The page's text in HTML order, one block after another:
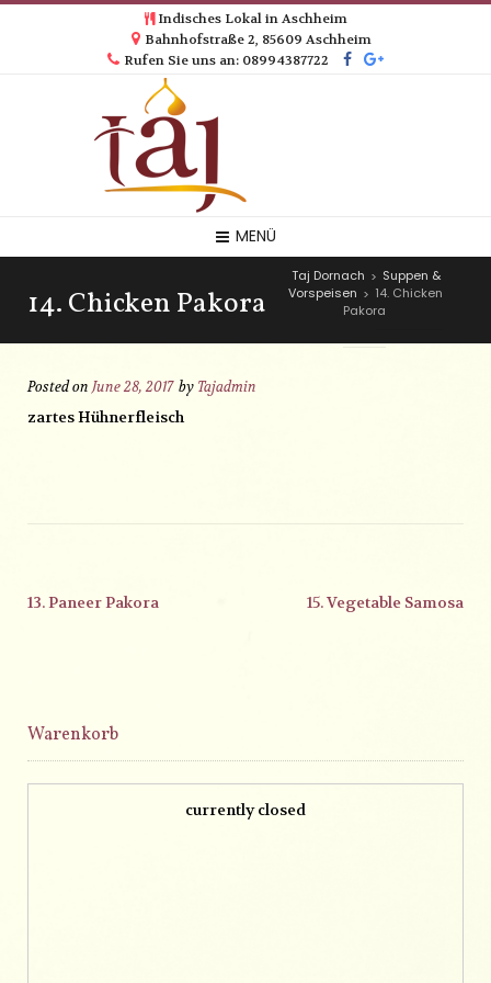
Indisches Lokal in Aschheim
Bahnhofstraße 2, 85609 Aschheim
Rufen Sie uns an: 08994387722
MENÜ
14. Chicken Pakora
Taj Dornach > Suppen &
Vorspeisen > 14. Chicken
Pakora
Posted on June 28, 2017 by Tajadmin
zartes Hühnerfleisch
13. Paneer Pakora 15. Vegetable Samosa
Warenkorb
currently closed